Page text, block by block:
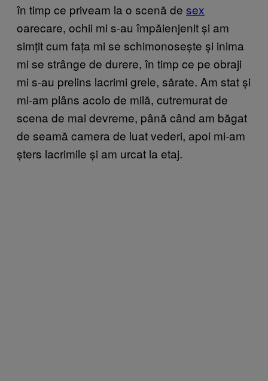
în timp ce priveam la o scenă de sex
oarecare, ochii mi s-au împăienjenit și am
simțit cum fața mi se schimonosește și inima
mi se strânge de durere, în timp ce pe obraji
mi s-au prelins lacrimi grele, sărate. Am stat și
mi-am plâns acolo de milă, cutremurat de
scena de mai devreme, până când am băgat
de seamă camera de luat vederi, apoi mi-am
șters lacrimile și am urcat la etaj.